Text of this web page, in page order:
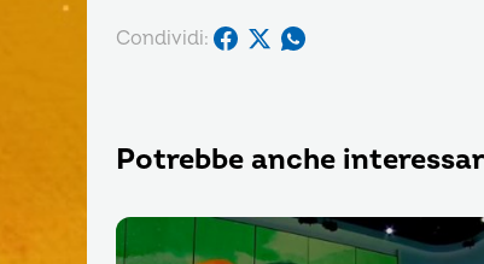
Condividi:
Potrebbe anche